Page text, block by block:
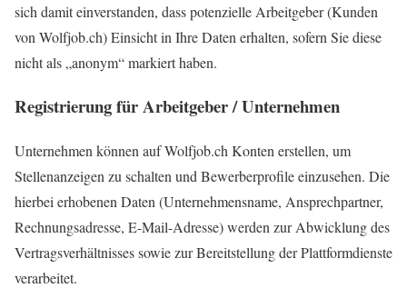
sich damit einverstanden, dass potenzielle Arbeitgeber (Kunden
von Wolfjob.ch) Einsicht in Ihre Daten erhalten, sofern Sie diese
nicht als „anonym“ markiert haben.
Registrierung für Arbeitgeber / Unternehmen
Unternehmen können auf Wolfjob.ch Konten erstellen, um
Stellenanzeigen zu schalten und Bewerberprofile einzusehen. Die
hierbei erhobenen Daten (Unternehmensname, Ansprechpartner,
Rechnungsadresse, E-Mail-Adresse) werden zur Abwicklung des
Vertragsverhältnisses sowie zur Bereitstellung der Plattformdienste
verarbeitet.